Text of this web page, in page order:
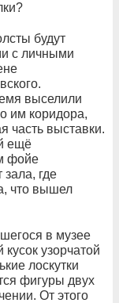
будут
с личными
выселили
им коридора,
часть выставки.
ещё
фойе
где
что вышел
в музее
узорчатой
лоскутки
фигуры двух
От этого